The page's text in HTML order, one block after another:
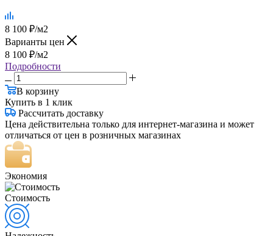
8 100 ₽/м2
Варианты цен
8 100 ₽/м2
Подробности
В корзину
Купить в 1 клик
Рассчитать доставку
Цена действительна только для интернет-магазина и может
отличаться от цен в розничных магазинах
Экономия
Стоимость